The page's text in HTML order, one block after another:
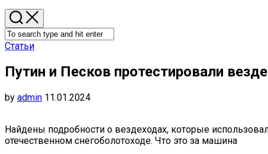
Статьи
Путин и Песков протестировали
by admin 11.01.2024
Найдены подробности о вездеходах, которые
отечественном снегоболотоходе. Что это за машина